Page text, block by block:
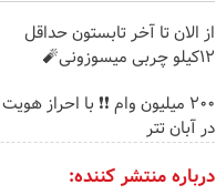
از الان تا آخر تابستون حداقل
12کیلو چربی میسوزونی🧨
200 میلیون وام ❗❗ با احراز هویت
در آبان تتر
درباره منتشر کننده: